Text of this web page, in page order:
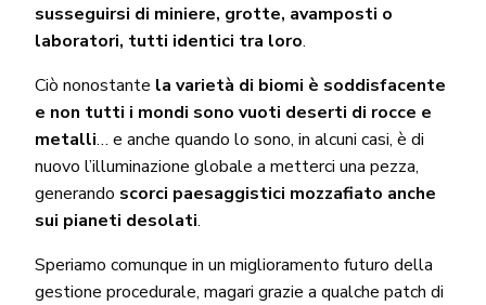
susseguirsi di miniere, grotte, avamposti o
laboratori, tutti identici tra loro.
Ciò nonostante la varietà di biomi è soddisfacente
e non tutti i mondi sono vuoti deserti di rocce e
metalli… e anche quando lo sono, in alcuni casi, è di
nuovo l’illuminazione globale a metterci una pezza,
generando scorci paesaggistici mozzafiato anche
sui pianeti desolati.
Speriamo comunque in un miglioramento futuro della
gestione procedurale, magari grazie a qualche patch di